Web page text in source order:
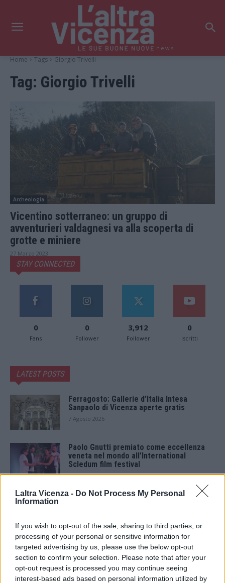
Laltra Vicenza - Do Not Process My Personal
Information
If you wish to opt-out of the sale, sharing to third parties, or
processing of your personal or sensitive information for
targeted advertising by us, please use the below opt-out
section to confirm your selection. Please note that after your
opt-out request is processed you may continue seeing
interest-based ads based on personal information utilized by
news
Home Tags Giorgio Trivelli
Tag: Giorgio Trivelli
Archeologia
Vicentino sotterraneo: un gruppo di
avventurieri valdagnesi va alla scoperta di
grotte e miniere
27 Marzo 2023
STAY CONNECTED
0
Fans
0
Follower
3,912
Follower
0
Iscritti
LATEST POSTS
Ferragosto: Gallerie d’Italia Intesa
Sanpaolo di Vicenza aperte gratis
7 Agosto 2026
Paolo Gnutti premiato come eccellenza
veneta nel mondo all’International
Scledum film festival
6 Agosto 2026
Berici in Festival 2026: a Lonigo “Little
“Teatro in casa”: il 5 agosto il primo
spettacolo a Marano Vicentino con Maria
Celeste Carobene
4 Agosto 2026